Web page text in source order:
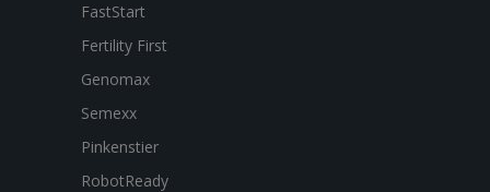
FastStart
Fertility First
Genomax
Semexx
Pinkenstier
RobotReady